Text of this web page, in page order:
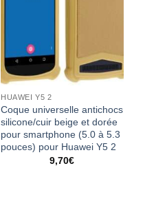
HUAWEI Y5 2
Coque universelle antichocs
silicone/cuir beige et dorée
pour smartphone (5.0 à 5.3
pouces) pour Huawei Y5 2
9,70€